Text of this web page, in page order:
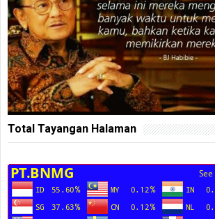
Total Tayangan Halaman